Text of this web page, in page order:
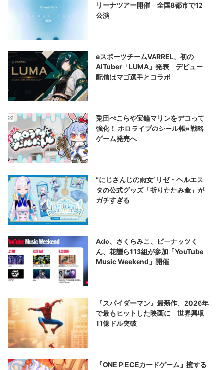
リーナツアー開催 全国8都市で12
公演
eスポーツチームVARREL、初の
AITuber「LUMA」発表 デビュー
配信はマゴ選手とコラボ
兎田ぺこらや宝鐘マリンをデコって
強化！ ホロライブのシール帳×戦略
ゲーム発売へ
“にじさんじの雨女”リゼ・ヘルエス
タの公式グッズ「折りたたみ傘」が
ガチすぎる
Ado、さくらみこ、ピーナッツく
ん、花譜ら113組が参加「YouTube
Music Weekend」開催
『スパイダーマン』最新作、2026年
で最もヒットした映画に 世界興収
11億ドル突破
『ONE PIECEカードゲーム』擁する